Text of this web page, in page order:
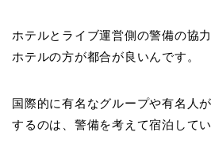
ホテルとライブ運営側の警備の協
ホテルの方が都合が良いんです。
国際的に有名なグループや有名人
するのは、警備を考えて宿泊して